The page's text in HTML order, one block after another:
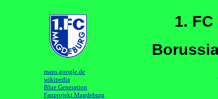
1.
maps.google.de
wikipedia
Blue Generation
Fanprojekt Magdeburg